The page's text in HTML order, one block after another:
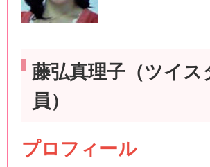
藤弘真理子（ツイ
員）
プロフィール